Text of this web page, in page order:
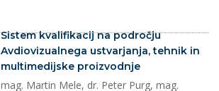
dokument
Sistem kvalifikacij na področju
Avdiovizualnega ustvarjanja, tehnik in
multimedijske proizvodnje
mag. Martin Mele, dr. Peter Purg, mag.